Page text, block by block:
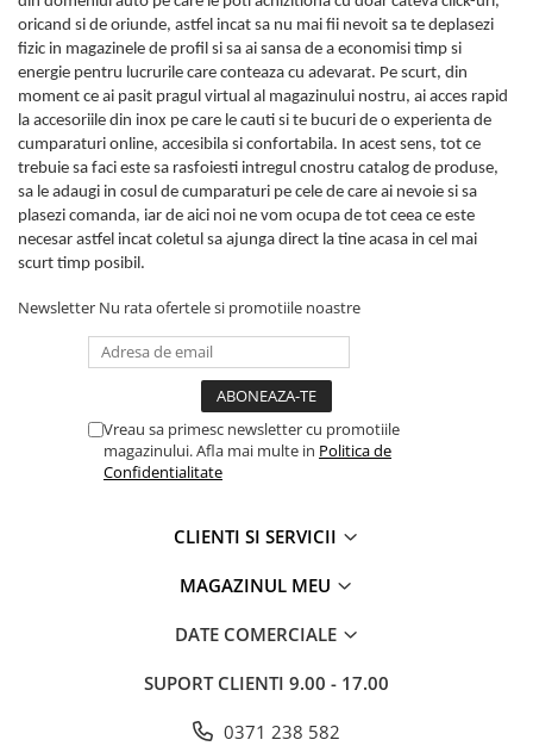
Seturi Lampi Spate Triple
Lumini de Zi, DRL
Proiectoare de lucru si marsarier
Proiectoare suplimentare, Camion,
Off Road
Proiectoare Full LED
Proiectoare Halogen plus LED
Dispozitive Avertizare
Accesorii Goarne Pneumatice
Autocolante reflectorizante si
fluorescente
Avertizare sonora
Claxoane Auto si Semnale Electrice
de Avertizare
Goarne si trompete cu aer
Girofaruri auto si camion
oricand si de oriunde, astfel incat sa nu mai fii nevoit sa te deplasezi
fizic in magazinele de profil si sa ai sansa de a economisi timp si
energie pentru lucrurile care conteaza cu adevarat. Pe scurt, din
moment ce ai pasit pragul virtual al magazinului nostru, ai acces rapid
la accesoriile din inox pe care le cauti si te bucuri de o experienta de
cumparaturi online, accesibila si confortabila. In acest sens, tot ce
trebuie sa faci este sa rasfoiesti intregul cnostru catalog de produse,
sa le adaugi in cosul de cumparaturi pe cele de care ai nevoie si sa
plasezi comanda, iar de aici noi ne vom ocupa de tot ceea ce este
necesar astfel incat coletul sa ajunga direct la tine acasa in cel mai
scurt timp posibil.
Newsletter Nu rata ofertele si promotiile noastre
Vreau sa primesc newsletter cu promotiile
magazinului. Afla mai multe in Politica de
Confidentialitate
CLIENTI SI SERVICII
MAGAZINUL MEU
DATE COMERCIALE
SUPORT CLIENTI 9.00 - 17.00
0371 238 582